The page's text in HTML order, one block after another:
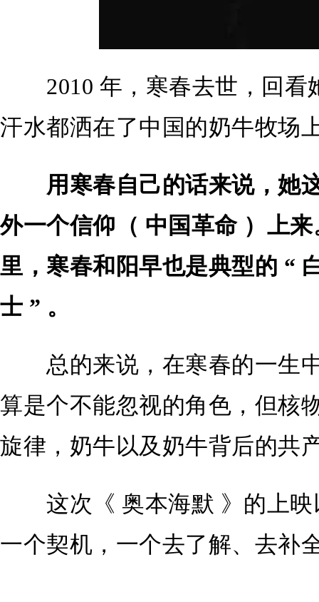
2010 年，寒春去世，回看
汗水都洒在了中国的奶牛牧场
用寒春自己的话来说，她
外一个信仰（ 中国革命 ）上
里，寒春和阳早也是典型的 “
士 ” 。
总的来说，在寒春的一生
算是个不能忽视的角色，但核
旋律，奶牛以及奶牛背后的共
这次《 奥本海默 》的上映
一个契机，一个去了解、去补